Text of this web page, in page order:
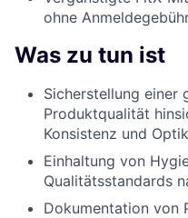
ohne
Was zu tun ist
Sicherstellung einer
Produktqualität
Konsistenz und Optik
Einhaltung von
Qualitätsstandards
Dokumentation von